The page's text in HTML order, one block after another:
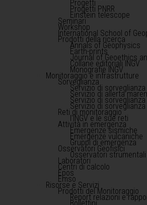
Progetti
Progetti PNRR
Einstein telescope
Seminari
Workshop
International School of
Prodotti della ricerca
Annals of Geophysics
Earth-prints
Journal of Geoethics
Collane editoriali INGV
Monografie INGV
Monitoraggio e infrastrutture
Sorveglianza
Servizio di
Servizio di allerta
Servizio di
Servizio di
Reti di monitoraggio
l'INGV e le sue reti
Attività in emergenza
Emergenze sismiche
Emergenze vulcaniche
Gruppi di emergenza
Osservatori Geofisici
Osservatori strumentali
Laboratori
Centri di calcolo
Epos
Emso
Risorse e Servizi
Prodotti del Monitoraggio
Report relazioni e